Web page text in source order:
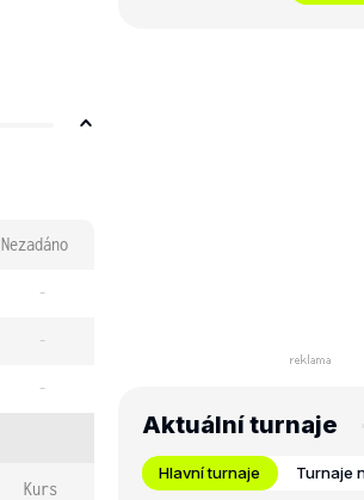
Nezadáno
-
-
-
Kurs
Aktuální turnaje
Hlavní turnaje Turnaje